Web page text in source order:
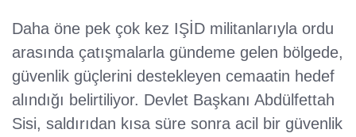
Daha öne pek çok kez IŞİD militanlarıyla ordu
arasında çatışmalarla gündeme gelen bölgede,
güvenlik güçlerini destekleyen cemaatin hedef
alındığı belirtiliyor. Devlet Başkanı Abdülfettah
Sisi, saldırıdan kısa süre sonra acil bir güvenlik